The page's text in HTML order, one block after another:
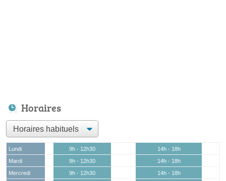
Horaires
Lundi 9h - 12h30
14h - 18h
Mardi
9h - 12h30
14h - 18h
Mercredi
9h - 12h30
14h - 18h